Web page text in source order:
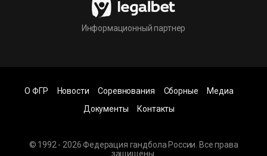
Информационный партнер
© 1992 - 2026 Федерация гандбола России. Все права
защищены.
О ФГР Новости Соревнования Сборные
Медиа
Документы
Контакты